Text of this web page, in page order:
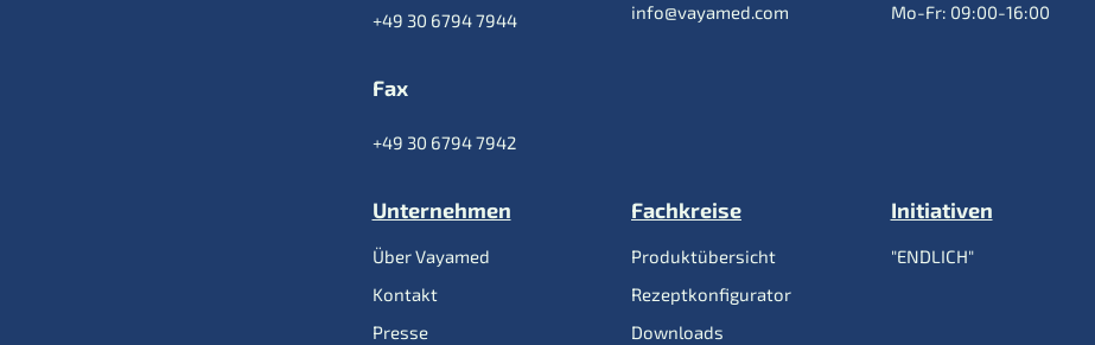
+49 30 6794 7944
Fax
+49 30 6794 7942
info@vayamed.com Mo-Fr: 09:00-16:00
Unternehmen
Über Vayamed
Kontakt
Presse
Fachkreise
Produktübersicht
Rezeptkonfigurator
Downloads
Initiativen
"ENDLICH"